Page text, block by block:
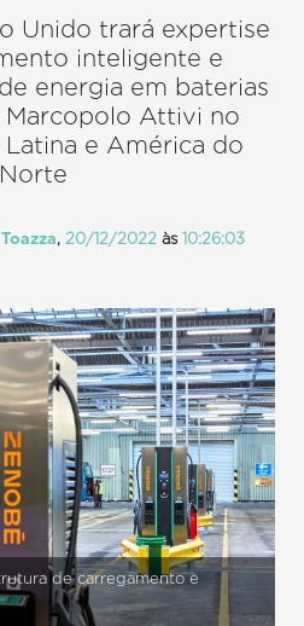
Unido trará expertise
inteligente e
energia em baterias
Attivi no
e América do
Norte
, 20/12/2022às 10:26:03
de carregamento e